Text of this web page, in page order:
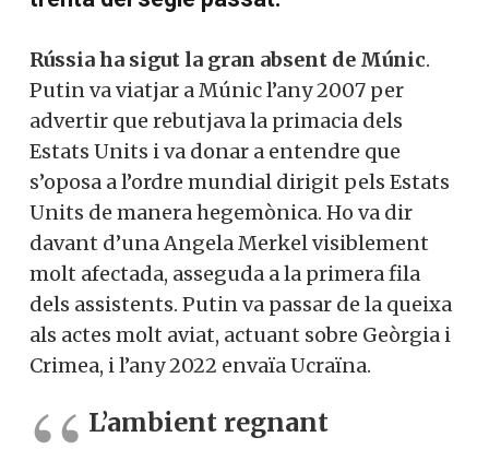
Zelenski ha comparat els moments
actuals a Europa i al món com els anys
trenta del segle passat.
Rússia ha sigut la gran absent de Múnic
Putin va viatjar a Múnic l’any 2007 per
advertir que rebutjava la primacia dels
Estats Units i va donar a entendre que
s’oposa a l’ordre mundial dirigit pels
Estats Units de manera hegemònica. Ho
va dir davant d’una Angela Merkel
visiblement molt afectada, asseguda a la
passar de la queixa als actes molt aviat,